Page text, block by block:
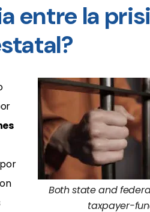
entre la
Both state and
taxpayer-